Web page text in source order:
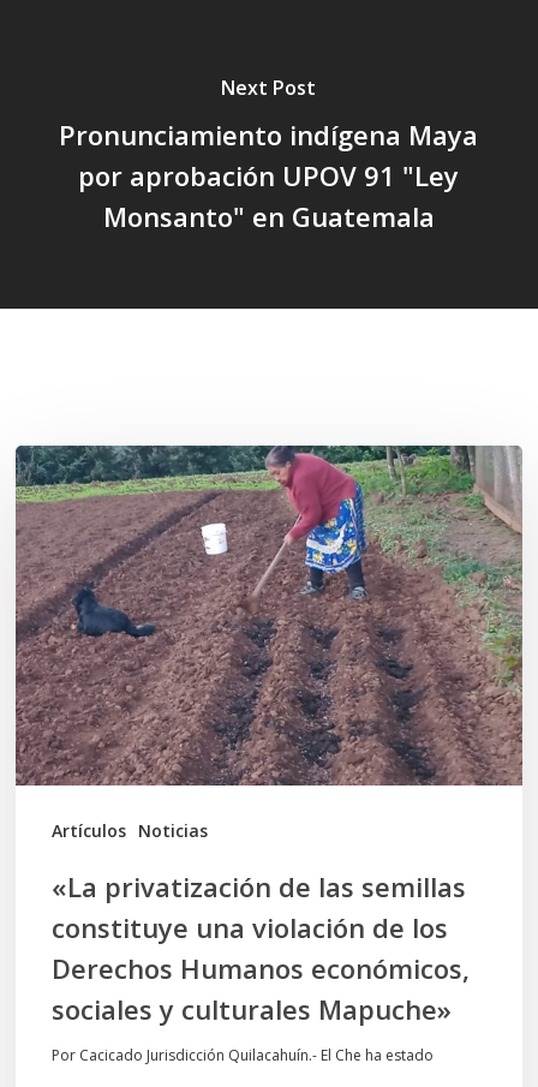
Next Post
Pronunciamiento indígena Maya
por aprobación UPOV 91 "Ley
Monsanto" en Guatemala
Artículos Noticias
«La
privatización
de
las
semillas
constituye
una
violación
de
Humanos
económicos,
sociales
culturales
«La privatización de las semillas
constituye una violación de los
Derechos Humanos económicos,
sociales y culturales Mapuche»
Por Cacicado Jurisdicción Quilacahuín.- El Che ha estado